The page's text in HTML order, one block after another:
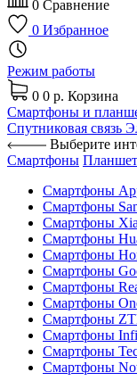
0 Сравнение
0 Избранное
Режим работы
0 0 р. Корзина
Смартфоны и
Спутниковая связь
Выберите
Смартфоны
Смартфоны
Смартфоны
Смартфоны
Смартфоны
Смартфоны
Смартфоны
Смартфоны
Смартфоны
Смартфоны
Смартфоны
Смартфоны
Смартфоны